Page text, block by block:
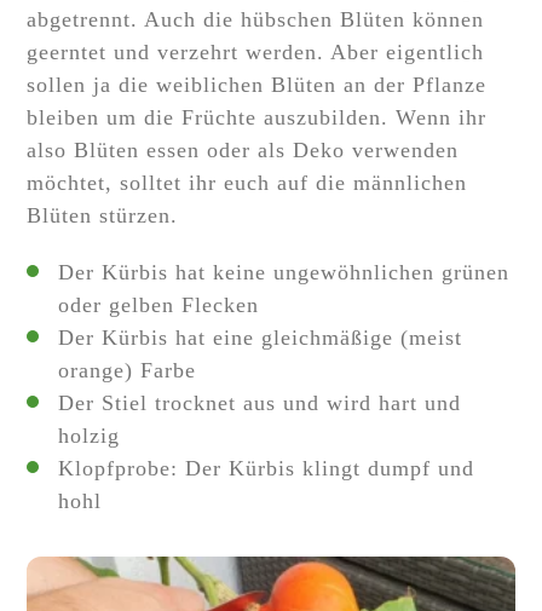
abgetrennt. Auch die hübschen Blüten können
geerntet und verzehrt werden. Aber eigentlich
sollen ja die weiblichen Blüten an der Pflanze
bleiben um die Früchte auszubilden. Wenn ihr
also Blüten essen oder als Deko verwenden
möchtet, solltet ihr euch auf die männlichen
Blüten stürzen.
Der Kürbis hat keine ungewöhnlichen grünen
oder gelben Flecken
Der Kürbis hat eine gleichmäßige (meist
orange) Farbe
Der Stiel trocknet aus und wird hart und
holzig
Klopfprobe: Der Kürbis klingt dumpf und
hohl